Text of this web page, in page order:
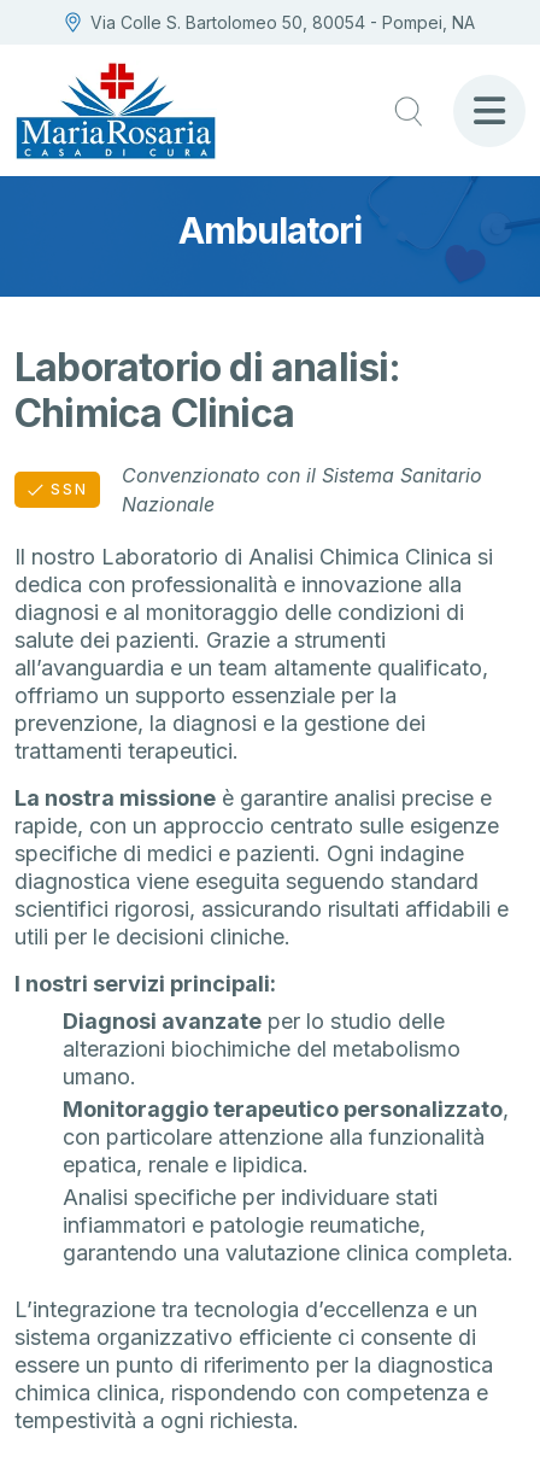
Via Colle S. Bartolomeo 50, 80054 - Pompei, NA
Ambulatori
Laboratorio di analisi:
Chimica Clinica
SSN
Convenzionato con il Sistema Sanitario
Nazionale
Il nostro Laboratorio di Analisi Chimica Clinica si
dedica con professionalità e innovazione alla
diagnosi e al monitoraggio delle condizioni di
salute dei pazienti. Grazie a strumenti
all’avanguardia e un team altamente qualificato,
offriamo un supporto essenziale per la
prevenzione, la diagnosi e la gestione dei
trattamenti terapeutici.
La nostra missione è garantire analisi precise e
rapide, con un approccio centrato sulle esigenze
specifiche di medici e pazienti. Ogni indagine
diagnostica viene eseguita seguendo standard
scientifici rigorosi, assicurando risultati affidabili e
utili per le decisioni cliniche.
I nostri servizi principali:
Diagnosi avanzate per lo studio delle
alterazioni biochimiche del metabolismo
umano.
Monitoraggio terapeutico personalizzato,
con particolare attenzione alla funzionalità
epatica, renale e lipidica.
Analisi specifiche per individuare stati
infiammatori e patologie reumatiche,
garantendo una valutazione clinica completa.
L’integrazione tra tecnologia d’eccellenza e un
sistema organizzativo efficiente ci consente di
essere un punto di riferimento per la diagnostica
chimica clinica, rispondendo con competenza e
tempestività a ogni richiesta.